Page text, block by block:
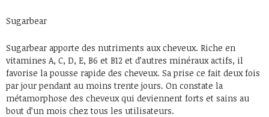
Sugarbear
Sugarbear apporte des nutriments aux cheveux. Riche en
vitamines A, C, D, E, B6 et B12 et d’autres minéraux actifs, il
favorise la pousse rapide des cheveux. Sa prise ce fait deux fois
par jour pendant au moins trente jours. On constate la
métamorphose des cheveux qui deviennent forts et sains au
bout d’un mois chez tous les utilisateurs.